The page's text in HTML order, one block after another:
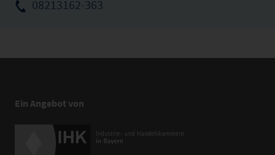
08213162-363
Ein Angebot von